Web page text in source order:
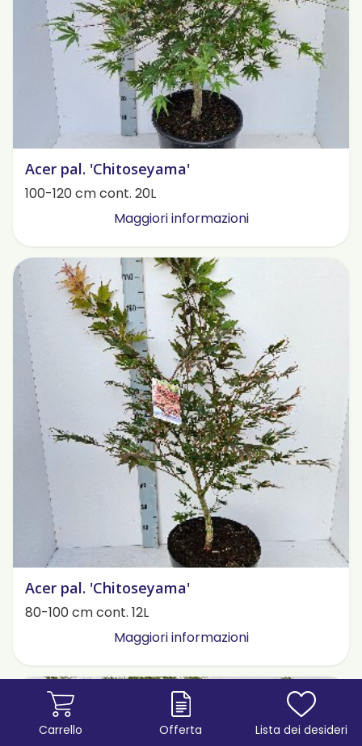
Acer pal. 'Chitoseyama'
100-120 cm cont. 20L
Maggiori informazioni
Acer pal. 'Chitoseyama'
80-100 cm cont. 12L
Maggiori informazioni
Carrello Offerta Lista dei desideri